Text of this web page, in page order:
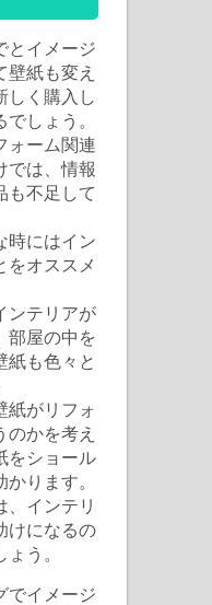
とイメージ
壁紙も変え
しく購入し
しょう。
ォーム関連
では、情報
も不足して
時にはイン
をオススメ
ンテリアが
部屋の中を
紙も色々と
紙がリフォ
のかを考え
をショール
ります。
、インテリ
けになるの
う。
でイメージ